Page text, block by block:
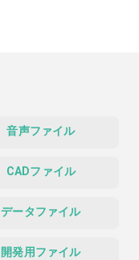
音声ファイル
CADファイル
データファイル
開発用ファイル